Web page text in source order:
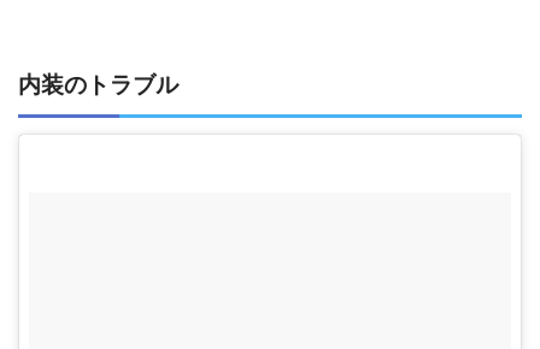
内装のトラブル